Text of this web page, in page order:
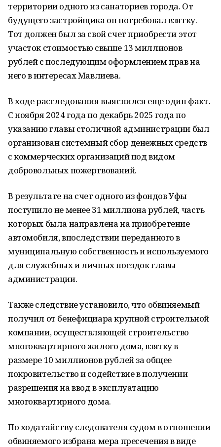
территории одного из санаториев города. От
будущего застройщика он потребовал взятку.
Тот должен был за свой счет приобрести этот
участок стоимостью свыше 13 миллионов
рублей с последующим оформлением прав на
него в интересах Мавлиева.
В ходе расследования выяснился еще один факт.
С ноября 2024 года по декабрь 2025 года по
указанию главы столичной администрации был
организован системный сбор денежных средств
с коммерческих организаций под видом
добровольных пожертвований.
В результате на счет одного из фондов Уфы
поступило не менее 31 миллиона рублей, часть
которых была направлена на приобретение
автомобиля, впоследствии переданного в
муниципальную собственность и используемого
для служебных и личных поездок главы
администрации.
Также следствие установило, что обвиняемый
получил от бенефициара крупной строительной
компании, осуществляющей строительство
многоквартирного жилого дома, взятку в
размере 10 миллионов рублей за общее
покровительство и содействие в получении
разрешения на ввод в эксплуатацию
многоквартирного дома.
По ходатайству следователя судом в отношении
обвиняемого избрана мера пресечения в виде